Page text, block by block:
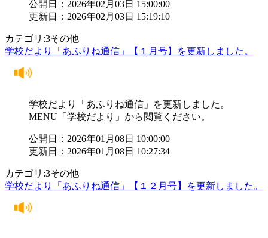
公開日：2026年02月03日 15:00:00
更新日：2026年02月03日 15:19:10
カテゴリ:3その他
学校だより「あふりね通信」【１月号】を更新しました。
学校だより「あふりね通信」を更新しました。
MENU「学校だより」から閲覧ください。
公開日：2026年01月08日 10:00:00
更新日：2026年01月08日 10:27:34
カテゴリ:3その他
学校だより「あふりね通信」【１２月号】を更新しました。